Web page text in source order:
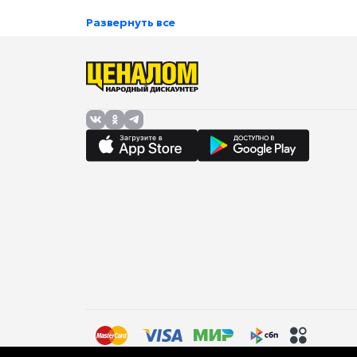
Развернуть все
Правила торговли (оферта)Политика в отношении